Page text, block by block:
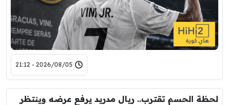
2026/08/05 - 21:12
لحظة الحسم تقترب.. ريال مدريد يرفع عرضه وينتظر